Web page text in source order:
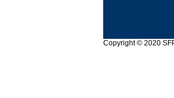
Copyright © 2020